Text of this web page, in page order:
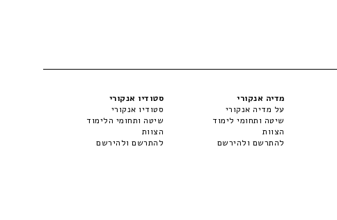
מדיה אנקורי
על מדיה אנקורי
שיטה ותחומי לימוד
הצוות
להתרשם ולהירשם
סטודיו אנקורי
סטודיו אנקורי
שיטה ותחומי הלימוד
הצוות
להתרשם ולהירשם